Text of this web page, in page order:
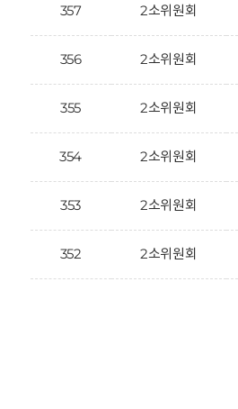
357 2소위원회
356 2소위원회
355 2소위원회
354 2소위원회
353 2소위원회
352 2소위원회